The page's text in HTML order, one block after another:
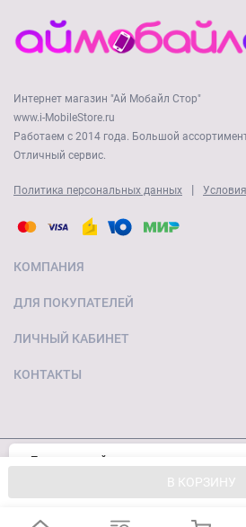
В КОРЗИНУ
Интернет магазин "Ай Мобайл Стор"
www.i-MobileStore.ru
Работаем с 2014 года. Большой
Отличный сервис.
Политика персональных данных |
КОМПАНИЯ
ДЛЯ ПОКУПАТЕЛЕЙ
ЛИЧНЫЙ КАБИНЕТ
КОНТАКТЫ
Пользуясь сайтом, вы соглашаетесь с